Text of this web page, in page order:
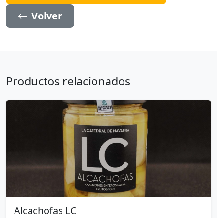
Volver
Productos relacionados
Alcachofas LC